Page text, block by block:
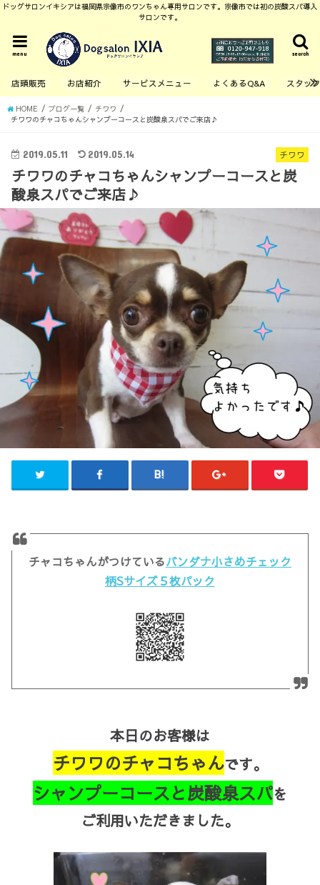
ドッグサロンイキシアは福岡県宗像市のワンちゃん専用サロンです。宗像市では初の炭酸スパ導入
サロンです。
search
menu
店頭販売 お店紹介 サービスメニュー よくあるQ&A スタッ
HOME ブログ一覧
チワワ
チワワのチャコちゃんシャンプーコースと炭酸泉スパでご来店♪
チワワ
2019.05.11 2019.05.14
チワワのチャコちゃんシャンプーコースと炭
酸泉スパでご来店♪
チャコちゃんがつけているバンダナ小さめチェック
柄Sサイズ５枚パック
本日のお客様は
チワワのチャコちゃんです。
シャンプーコースと炭酸泉スパを
ご利用いただきました。